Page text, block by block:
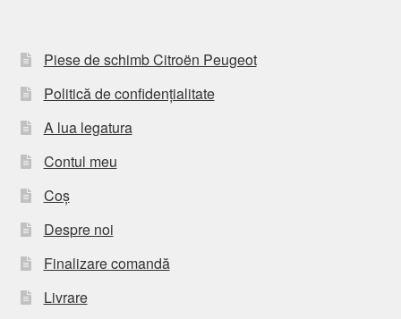
Piese de schimb Citroën Peugeot
Politică de confidențialitate
A lua legatura
Contul meu
Coș
Despre noi
Finalizare comandă
Livrare